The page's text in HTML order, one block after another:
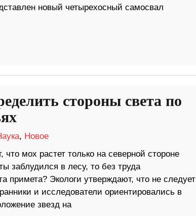
новый четырехосный самосвал
стороны света по
, Новое
мох растет только на северной стороне
заблудился в лесу, то без труда
примета? Экологи утверждают, что не следует
и исследователи ориентировались в
звезд на